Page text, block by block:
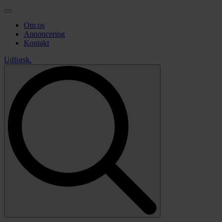
Om os
Annoncering
Kontakt
Udforsk.